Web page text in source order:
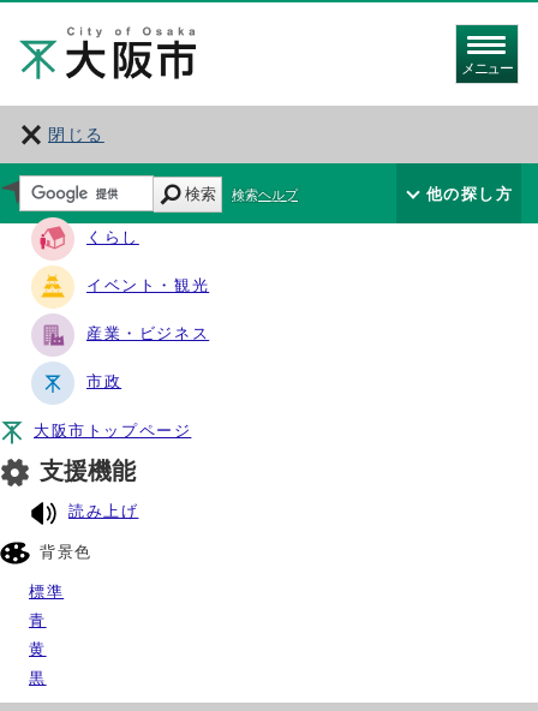
メニュー
閉じる
サイト・ナビ
くらし
イベント・観光
産業・ビジネス
市政
大阪市トップページ
支援機能
読み上げ
背景色
標準
青
黄
黒
検索 検索ヘルプ 他の探し方